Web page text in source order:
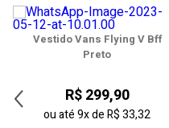
40
41
Vestido Vans Flying V Bff
Preto
R$ 299,90
ou até9xdeR$ 33,32